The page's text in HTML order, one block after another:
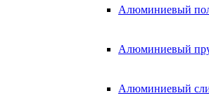
Алюминиевый
Алюминиевый
Алюминиевый